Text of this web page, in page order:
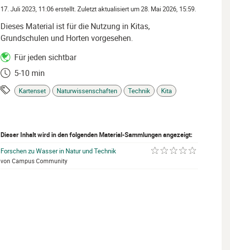
17. Juli 2023, 11:06 erstellt. Zuletzt aktualisiert um 28. Mai 2026, 15:59.
Dieses Material ist für die Nutzung in Kitas,
Grundschulen und Horten vorgesehen.
Für jeden sichtbar
Zeit 5-10 min
Tags Kartenset Naturwissenschaften Technik Kita
Dieser Inhalt wird in den folgenden Material-Sammlungen angezeigt:
Forschen zu Wasser in Natur und Technik
mit 0 von 5 Sternen
von Campus Community